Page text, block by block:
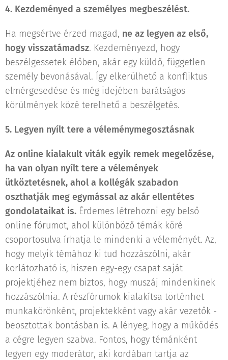
4. Kezdeményed a személyes megbeszélést.
Ha megsértve érzed magad, ne az legyen az első,
hogy visszatámadsz. Kezdeményezd, hogy
beszélgessetek élőben, akár egy küldő, független
személy bevonásával. Így elkerülhető a konfliktus
elmérgesedése és még idejében barátságos
körülmények közé terelhető a beszélgetés.
5. Legyen nyílt tere a véleménymegosztásnak
Az online kialakult viták egyik remek megelőzése,
ha van olyan nyílt tere a vélemények
ütköztetésnek, ahol a kollégák szabadon
oszthatják meg egymással az akár ellentétes
gondolataikat is. Érdemes létrehozni egy belső
online fórumot, ahol különböző témák köré
csoportosulva írhatja le mindenki a véleményét. Az,
hogy melyik témához ki tud hozzászólni, akár
korlátozható is, hiszen egy-egy csapat saját
projektjéhez nem biztos, hogy muszáj mindenkinek
hozzászólnia. A részfórumok kialakítsa történhet
munkakörönként, projektekként vagy akár vezetők -
beosztottak bontásban is. A lényeg, hogy a működés
a cégre legyen szabva. Fontos, hogy témánként
legyen egy moderátor, aki kordában tartja az